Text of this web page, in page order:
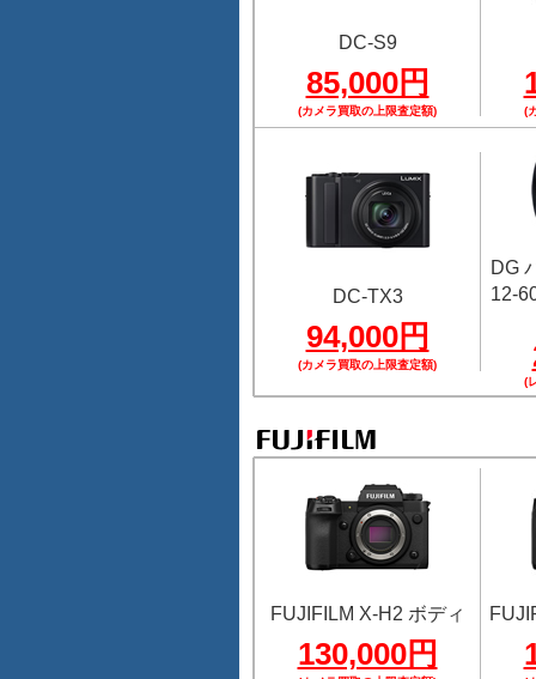
DC-S9
85,000円
(カメラ買取の上限査定額) (
DC-TX3
94,000円
(カメラ買取の上限査定額)
DG
12-
(
FUJIFILM X-H2 ボディ
130,000円